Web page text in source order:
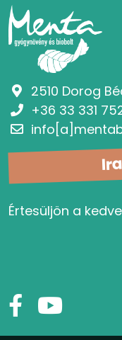
Értesüljön a
2510 Dorog
+36 33 331